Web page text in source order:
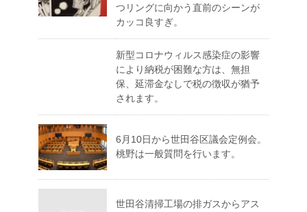
つリングに向かう直前のシーンが
カッコ良すぎ。
新型コロナウィルス感染症の影響
により納税が困難な方は、無担
保、延滞金なしで税の徴収が猶予
されます。
6月10日から世田谷区議会定例会。
桃野は一般質問を行います。
世田谷清掃工場の排ガスからアス